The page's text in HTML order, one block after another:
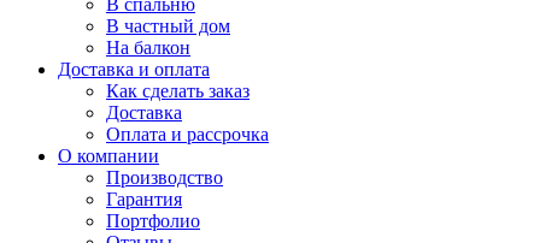
В спальню
В частный дом
На балкон
Доставка и оплата
Как сделать заказ
Доставка
Оплата и рассрочка
О компании
Производство
Гарантия
Портфолио